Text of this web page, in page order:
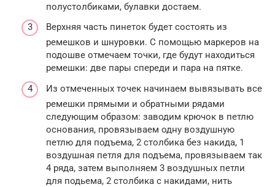
полустолбиками, булавки достаем.
Верхняя часть пинеток будет состоять из
ремешков и шнуровки. С помощью маркеров на
подошве отмечаем точки, где будут находиться
ремешки: две пары спереди и пара на пятке.
Из отмеченных точек начинаем вывязывать все
ремешки прямыми и обратными рядами
следующим образом: заводим крючок в петлю
основания, провязываем одну воздушную
петлю для подъема, 2 столбика без накида, 1
воздушная петля для подъема, провязываем так
4 ряда, затем выполняем 3 воздушных петли
для подьема, 2 столбика с накидами, нить